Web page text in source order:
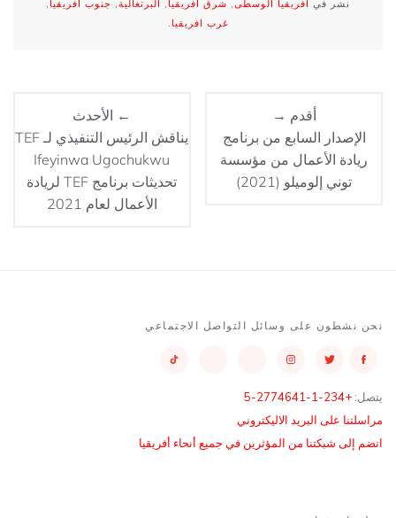
نشر في افريقيا الوسطى, شرق أفريقيا , البرتغالية, جنوب أفريقيا ,
غرب افريقيا .
← الأحدث
يناقش الرئيس التنفيذي لـ TEF
Ifeyinwa Ugochukwu
تحديثات برنامج TEF لريادة
الأعمال لعام 2021
أقدم →
الإصدار السابع من برنامج
ريادة الأعمال من مؤسسة
توني إلوميلو (2021)
نحن نشطون على وسائل التواصل الاجتماعي
يتصل: +234-1-2774641-5
مراسلتنا على البريد الاليكتروني
انضم إلى شبكتنا من المؤثرين في جميع أنحاء أفريقيا